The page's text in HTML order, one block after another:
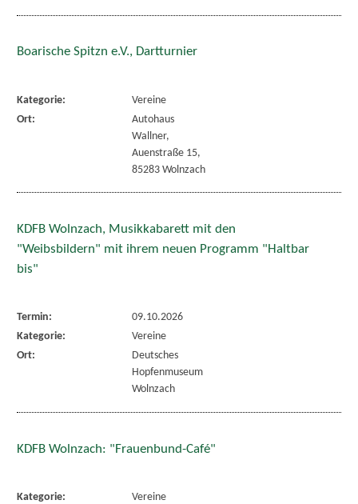
Boarische Spitzn e.V., Dartturnier
Kategorie:
Vereine
Ort:
Autohaus
Wallner,
Auenstraße 15,
85283 Wolnzach
KDFB Wolnzach, Musikkabarett mit den
"Weibsbildern" mit ihrem neuen Programm "Haltbar
bis"
Termin:
09.10.2026
Kategorie:
Vereine
Ort:
Deutsches
Hopfenmuseum
Wolnzach
KDFB Wolnzach: "Frauenbund-Café"
Kategorie:
Vereine